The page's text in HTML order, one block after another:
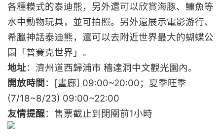
各種糢式的泰迪熊，另外還可以欣賞海豚、鱷魚等
水中動物玩具，並可拍照。另外還展示電影游行、
希臘神話泰迪熊，還可以去附近世界最大的蝴蝶公
園「普賽克世界」。
地址：濟州道西歸浦市 穡達洞中文觀光園內。
開放時間 ：[畫廊] 09:00~20:00；夏季旺季
(7/18~8/23) 09:00~22:00
友情提醒：售票截止到閉關前1小時